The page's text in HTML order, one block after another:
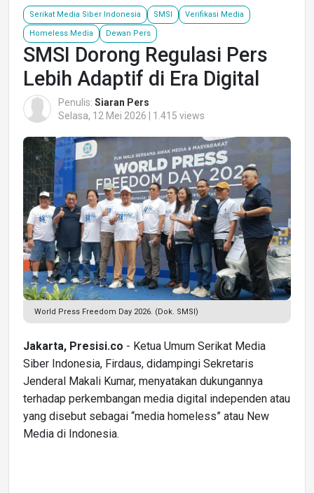
Serikat Media Siber Indonesia SMSI Verifikasi Media
Homeless Media Dewan Pers
SMSI Dorong Regulasi Pers
Lebih Adaptif di Era Digital
Penulis: Siaran Pers
Selasa, 12 Mei 2026 | 1.415 views
World Press Freedom Day 2026. (Dok. SMSI)
Jakarta, Presisi.co - Ketua Umum Serikat Media
Siber Indonesia, Firdaus, didampingi Sekretaris
Jenderal Makali Kumar, menyatakan dukungannya
terhadap perkembangan media digital independen atau
yang disebut sebagai “media homeless” atau New
Media di Indonesia.